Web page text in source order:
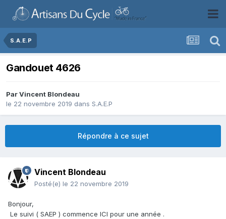
S.A.E.P
Gandouet 4626
ParVincent Blondeau
le 22 novembre 2019 dans S.A.E.P
Répondre à ce sujet
Vincent Blondeau
Posté(e) le 22 novembre 2019
Bonjour,
Le suivi ( SAEP ) commence ICI pour une année .